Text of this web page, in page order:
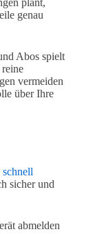
genau
Abos spielt
vermeiden
über Ihre
sicher und
abmelden